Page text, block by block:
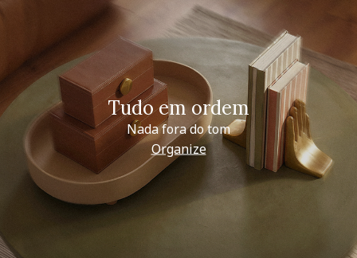
Tudo em ordem
Nada fora do tom
Organize